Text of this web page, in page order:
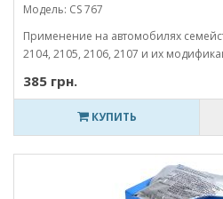
Модель: CS 767
Применение на автомобилях
2104, 2105, 2106, 2107 и их
385 грн.
КУПИТЬ